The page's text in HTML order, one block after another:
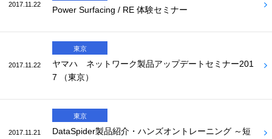
2017.11.22
Power Surfacing / RE 体験セミナー
2017.11.22
東京
ヤマハ ネットワーク製品アップデートセミナー201
7 （東京）
2017.11.21
東京
DataSpider製品紹介・ハンズオントレーニング ～短